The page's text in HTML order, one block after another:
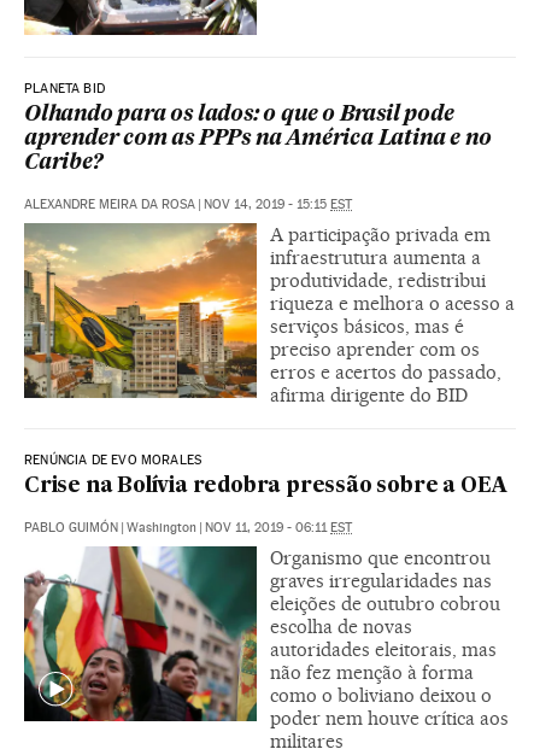
PLANETA BID
Olhando para os lados: o que o Brasil pode
aprender com as PPPs na América Latina e no
Caribe?
ALEXANDRE MEIRA DA ROSA NOV 14, 2019 - 15:15 EST
A participação privada em
infraestrutura aumenta a
produtividade, redistribui
riqueza e melhora o acesso a
serviços básicos, mas é
preciso aprender com os
erros e acertos do passado,
afirma dirigente do BID
RENÚNCIA DE EVO MORALES
Crise na Bolívia redobra pressão sobre a OEA
PABLO GUIMÓN Washington NOV 11, 2019 - 06:11 EST
Organismo que encontrou
graves irregularidades nas
eleições de outubro cobrou
escolha de novas
autoridades eleitorais, mas
não fez menção à forma
como o boliviano deixou o
poder nem houve crítica aos
militares